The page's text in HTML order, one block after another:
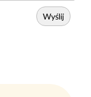
Wyślij